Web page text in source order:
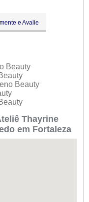
e Avalie
Beauty
Beauty
Thayrine
em Fortaleza